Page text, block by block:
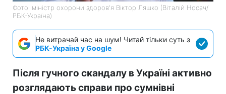
Фото: міністр охорони здоров'я Віктор Ляшко (Віталій Носач/
РБК-Україна)
Не витрачай час на шум! Читай тільки суть з
РБК-Україна у Google
Після гучного скандалу в Україні активно
розглядають справи про сумнівні